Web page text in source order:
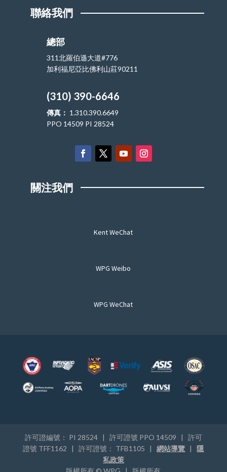
聯絡我們
總部
311北羅伯遜大道#776
加利福尼亞比佛利山莊90211
(310) 390-6646
傳真： 1.310.390.6649
PPO 14509 PI 28524
關注我們
Kent WeChat
WPG Weibo
WPG WeChat
許可證編號： PI 28524 | 許可證號 PPO 14509 | 許可
證號 TFF1162 | 許可證號： TFB1105 |網站導覽 | 隱
私政策